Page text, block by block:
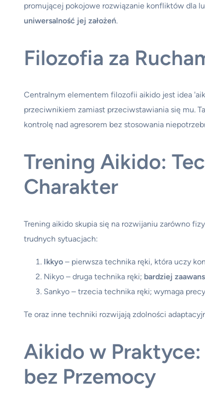
promującej pokojowe rozwiązanie konfliktów dla
uniwersalność jej założeń.
Filozofia za
Centralnym elementem filozofii aikido jest idea
przeciwnikiem zamiast przeciwstawiania się mu.
kontrolę nad agresorem bez stosowania
Trening Aikido:
Charakter
Trening aikido skupia się na rozwijaniu zarówno
trudnych sytuacjach:
Ikkyo – pierwsza technika ręki, która uczy
Nikyo – druga technika ręki; bardziej
Sankyo – trzecia technika ręki; wymaga
Te oraz inne techniki rozwijają zdolności
Aikido w
bez Przemocy